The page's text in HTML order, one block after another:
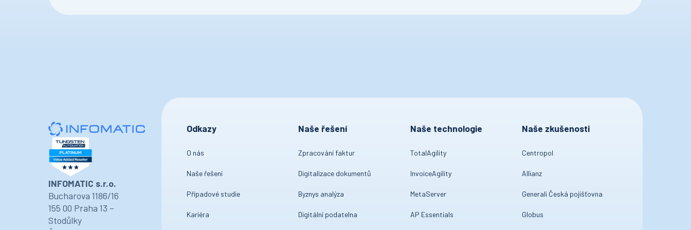
INFOMATIC s.r.o.
Bucharova 1186/16
155 00 Praha 13 –
Stodůlky
Odkazy
O nás
Naše řešení
Případové studie
Kariéra
Naše řešení
Zpracování faktur
Digitalizace dokumentů
Byznys analýza
Digitální podatelna
Naše technologie
TotalAgility
InvoiceAgility
MetaServer
AP Essentials
Naše zkušenosti
Centropol
Allianz
Generali Česká pojišťovna
Globus